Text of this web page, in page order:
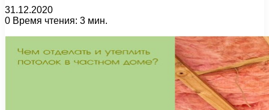
31.12.2020
0 Время чтения: 3 мин.